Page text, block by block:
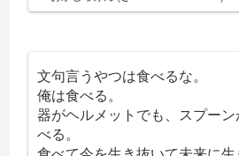
文句言うやつは食べるな。
俺は食べる。
器がヘルメットでも、スプー
べる。